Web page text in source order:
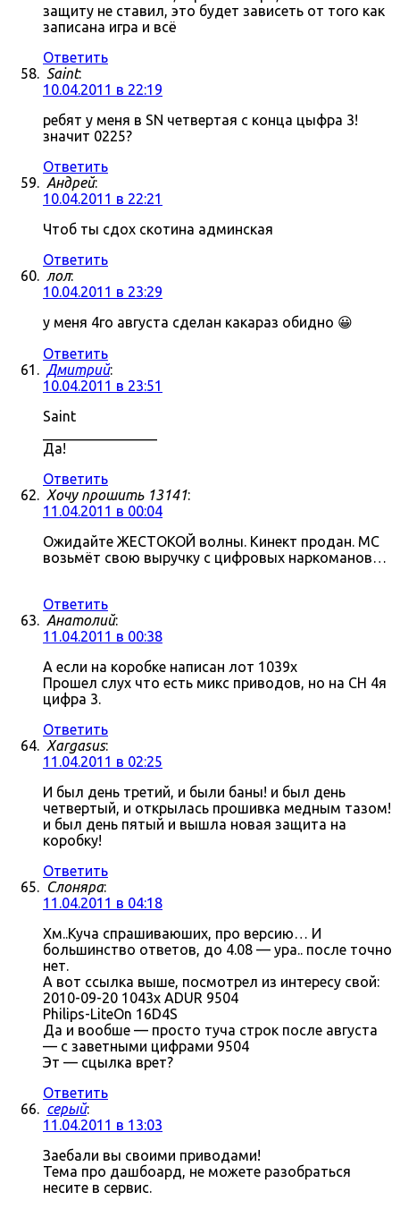
защиту не ставил, это будет зависеть от того как
записана игра и всё
Ответить
Saint:
10.04.2011 в 22:19
ребят у меня в SN четвертая с конца цыфра 3!
значит 0225?
Ответить
Андрей:
10.04.2011 в 22:21
Чтоб ты сдох скотина админская
Ответить
лол:
10.04.2011 в 23:29
у меня 4го августа сделан какараз обидно 😀
Ответить
Дмитрий:
10.04.2011 в 23:51
Saint
Да!
Ответить
Хочу прошить 13141:
11.04.2011 в 00:04
Ожидайте ЖЕСТОКОЙ волны. Кинект продан. МС
возьмёт свою выручку с цифровых наркоманов…
Ответить
Анатолий:
11.04.2011 в 00:38
А если на коробке написан лот 1039x
Прошел слух что есть микс приводов, но на СН 4я
цифра 3.
Ответить
Xargasus:
11.04.2011 в 02:25
И был день третий, и были баны! и был день
четвертый, и открылась прошивка медным тазом!
и был день пятый и вышла новая защита на
коробку!
Ответить
Слоняра:
11.04.2011 в 04:18
Хм..Куча спрашиваюших, про версию… И
большинство ответов, до 4.08 — ура.. после точно
нет.
А вот ссылка выше, посмотрел из интересу свой:
2010-09-20 1043x ADUR 9504
Philips-LiteOn 16D4S
Да и вообше — просто туча строк после августа
— с заветными цифрами 9504
Эт — сцылка врет?
Ответить
серый:
11.04.2011 в 13:03
Заебали вы своими приводами!
Тема про дашбоард, не можете разобраться
несите в сервис.